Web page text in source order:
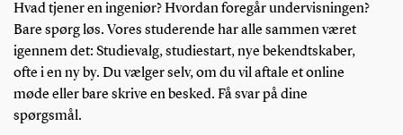
Hvad tjener en ingeniør? Hvordan foregår undervisningen?
Bare spørg løs. Vores studerende har alle sammen været
igennem det: Studievalg, studiestart, nye bekendtskaber,
ofte i en ny by. Du vælger selv, om du vil aftale et online
møde eller bare skrive en besked. Få svar på dine
spørgsmål.